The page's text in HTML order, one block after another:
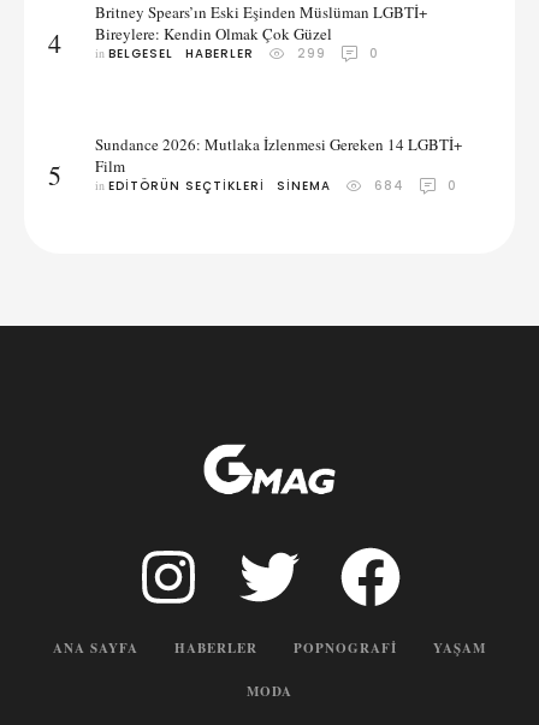
4
Britney Spears’ın Eski Eşinden Müslüman LGBTİ+
Bireylere: Kendin Olmak Çok Güzel
in BELGESEL HABERLER 299 0
5
Sundance 2026: Mutlaka İzlenmesi Gereken 14 LGBTİ+
Film
in EDITÖRÜN SEÇTIKLERI SINEMA 684 0
ANA SAYFA HABERLER POPNOGRAFI YAŞAM
MODA